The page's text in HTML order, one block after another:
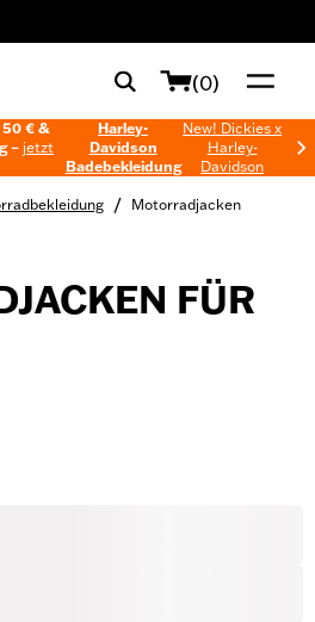
(0)
€ &
– jetzt
Harley-
Davidson
Badebekleidung
New! Dickies x
Harley-
Davidson
/ Motorradjacken
FÜR